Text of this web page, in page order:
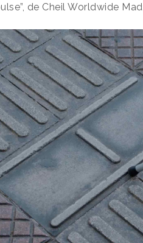
de Cheil Worldwide